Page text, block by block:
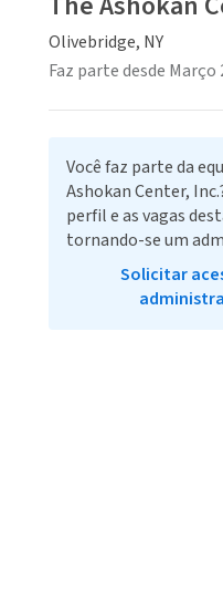
Olivebridge, NY
Faz parte desde Março
Você faz parte da
Ashokan Center,
perfil e as vagas
tornando-se um
Solicitar